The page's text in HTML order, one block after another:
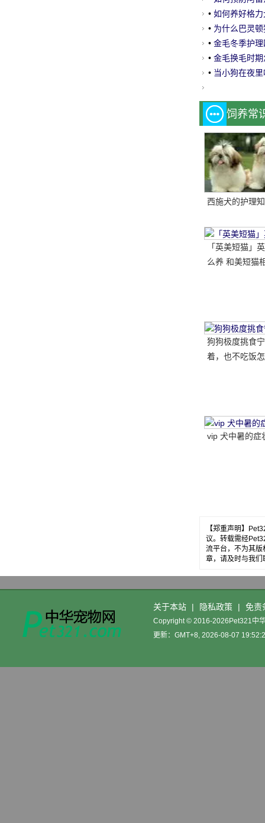
• 如何养好格力
• 为什么巴灵
• 金毛冬季护
• 金毛换毛时
• 当小狗在夜
饲养常
西施犬的护理
「英美短猫」
么养 和美短猫
狗狗极度挑食
着，也不吃饭
vip 犬中暑的症
【郑重声明】
议。转载需经
流平台，不为其
章，请及时与我
关于本站 | 隐私政策 | 免责
Copyright © 2016-2026Pet321中
更新：GMT+8, 2026-08-07